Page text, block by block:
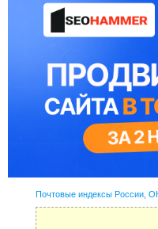
Почтовые индексы России,